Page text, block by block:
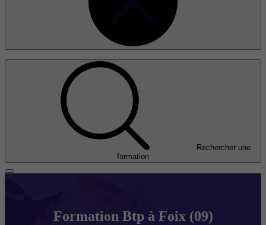
Rechercher une
formation
Formation Btp à Foix (09)